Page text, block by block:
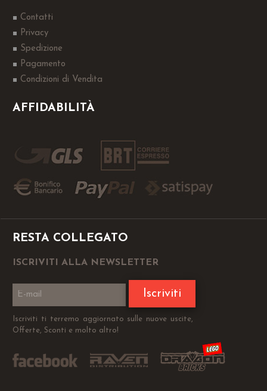
Contatti
Privacy
Spedizione
Pagamento
Condizioni di Vendita
AFFIDABILITÀ
RESTA COLLEGATO
ISCRIVITI ALLA NEWSLETTER
Iscriviti
Iscriviti ti terremo aggiornato sulle nuove uscite,
Offerte, Sconti e molto altro!